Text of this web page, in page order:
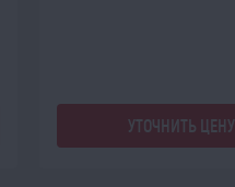
УТОЧНИТЬ ЦЕНУ